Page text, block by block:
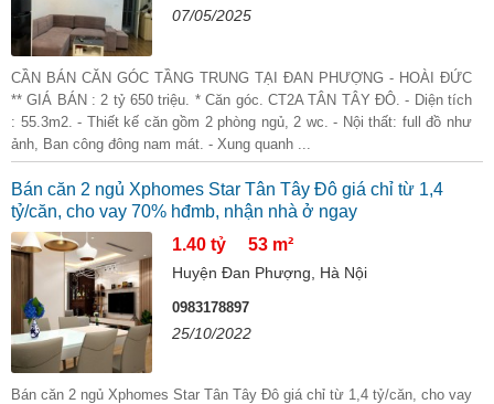
07/05/2025
CẦN BÁN CĂN GÓC TẦNG TRUNG TẠI ĐAN PHƯỢNG - HOÀI ĐỨC
** GIÁ BÁN : 2 tỷ 650 triệu. * Căn góc. CT2A TÂN TÂY ĐÔ. - Diện tích
: 55.3m2. - Thiết kế căn gồm 2 phòng ngủ, 2 wc. - Nội thất: full đồ như
ảnh, Ban công đông nam mát. - Xung quanh ...
Bán căn 2 ngủ Xphomes Star Tân Tây Đô giá chỉ từ 1,4
tỷ/căn, cho vay 70% hđmb, nhận nhà ở ngay
1.40 tỷ
53 m²
Huyện Đan Phượng, Hà Nội
0983178897
25/10/2022
Bán căn 2 ngủ Xphomes Star Tân Tây Đô giá chỉ từ 1,4 tỷ/căn, cho vay